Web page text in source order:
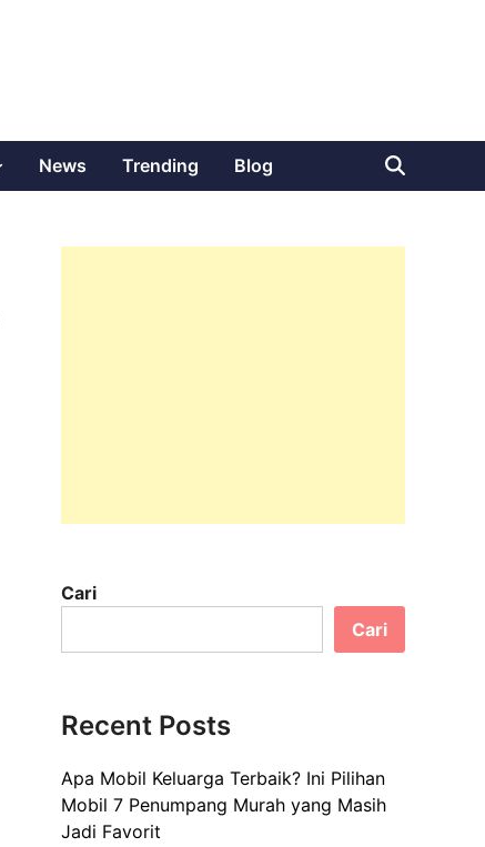
ShowNews Trending Blog
Cari
Cari
Recent Posts
Apa Mobil Keluarga Terbaik? Ini Pilihan
Mobil 7 Penumpang Murah yang Masih
Jadi Favorit